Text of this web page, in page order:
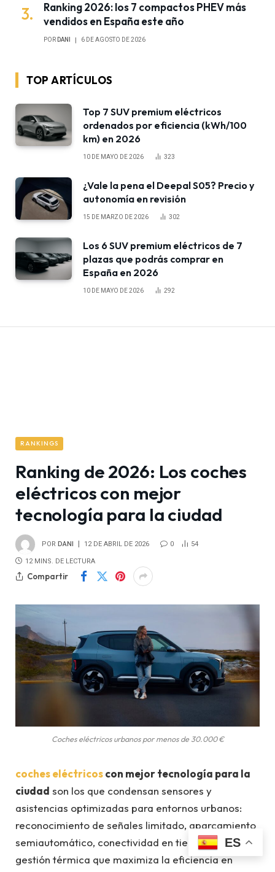
Ranking 2026: los 7 compactos PHEV más
vendidos en España este año
POR DANI 6 DE AGOSTO DE 2026
TOP ARTÍCULOS
Top 7 SUV premium eléctricos
ordenados por eficiencia (kWh/100
km) en 2026
10 DE MAYO DE 2026 323
¿Vale la pena el Deepal S05? Precio y
autonomía en revisión
15 DE MARZO DE 2026 302
Los 6 SUV premium eléctricos de 7
plazas que podrás comprar en
España en 2026
10 DE MAYO DE 2026 292
RANKINGS
Ranking de 2026: Los coches
eléctricos con mejor
tecnología para la ciudad
POR DANI 12 DE ABRIL DE 2026 0 54
12 MINS. DE LECTURA
Compartir
Coches eléctricos urbanos por menos de 30.000 €
coches eléctricoscon mejor tecnología para la
ciudad son los que condensan sensores y
asistencias optimizadas para entornos urbanos:
reconocimiento de señales limitado, aparcamiento
semiautomático, conectividad en tiempo real y
gestión térmica que maximiza la eficiencia en
ES